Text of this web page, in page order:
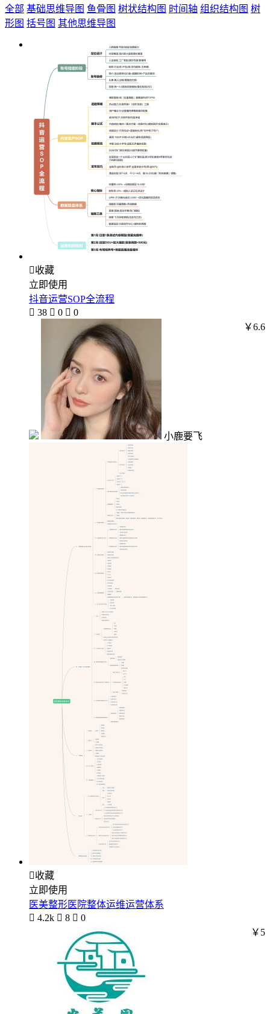
全部 基础思维导图 鱼骨图 树状结构图 时间轴 组织结构图 树
形图 括号图 其他思维导图
收藏
立即使用
抖音运营SOP全流程
 38  0  0
小鹿要飞
￥6.6
收藏
立即使用
医美整形医院整体运维运营体系
 4.2k  8  0
￥5